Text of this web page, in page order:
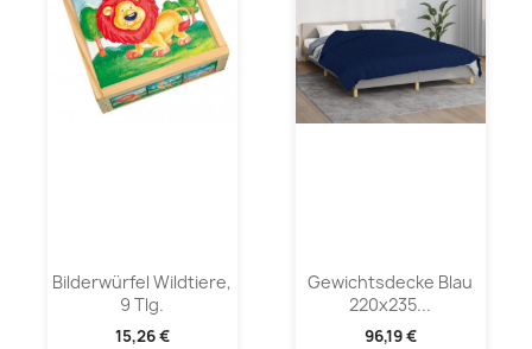
Bilderwürfel Wildtiere,
9 Tlg.
15,26 €
Gewichtsdecke Blau
220x235...
96,19 €